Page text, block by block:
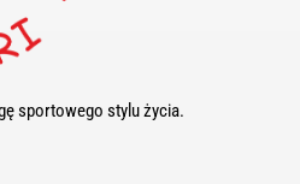
sportowego stylu życia.